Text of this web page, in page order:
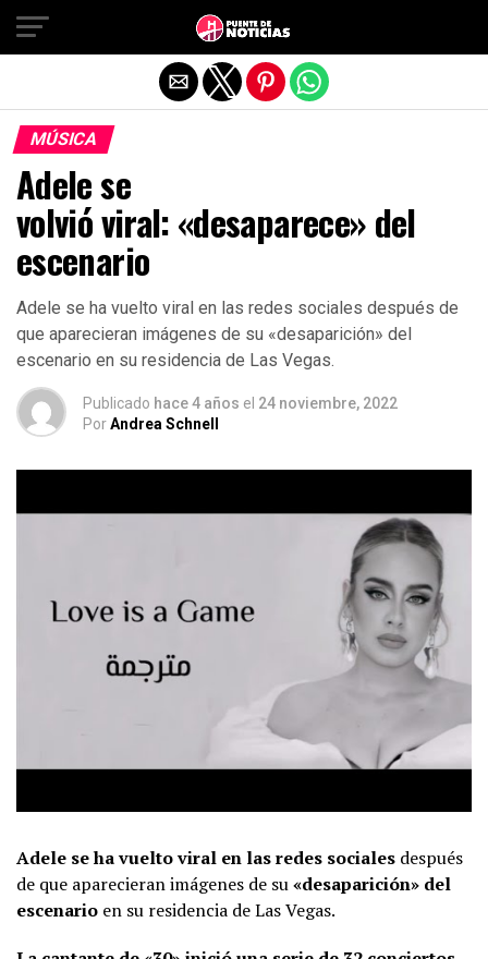
MÚSICA
Adele se
volvió viral: «desaparece» del
escenario
Adele se ha vuelto viral en las redes sociales después de
que aparecieran imágenes de su «desaparición» del
escenario en su residencia de Las Vegas.
Publicado hace 4 años el 24 noviembre, 2022
PorAndrea Schnell
Adele se ha vuelto viral en las redes sociales después
de que aparecieran imágenes de su«desaparición» del
escenario en su residencia de Las Vegas.
Salir de la versión móvil